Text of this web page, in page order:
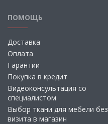
ПОМОЩЬ
Доставка
Оплата
Гарантии
Покупка в кредит
Видеоконсультация со
специалистом
Выбор ткани для мебели без
визита в магазин